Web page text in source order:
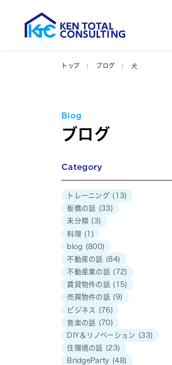
トップ ブログ 犬
Blog
ブログ
Category
トレーニング (13)
板橋の話 (33)
未分類 (3)
料理 (1)
blog (800)
不動産の話 (84)
不動産業の話 (72)
賃貸物件の話 (15)
売買物件の話 (9)
ビジネス
(76)
音楽の話 (70)
DIY＆リノベーション (33)
住環境の話 (23)
BridgeParty (48)